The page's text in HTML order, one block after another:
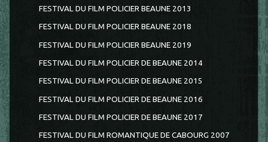
FESTIVAL DU FILM POLICIER BEAUNE 2013
FESTIVAL DU FILM POLICIER BEAUNE 2018
FESTIVAL DU FILM POLICIER BEAUNE 2019
FESTIVAL DU FILM POLICIER DE BEAUNE 2014
FESTIVAL DU FILM POLICIER DE BEAUNE 2015
FESTIVAL DU FILM POLICIER DE BEAUNE 2016
FESTIVAL DU FILM POLICIER DE BEAUNE 2017
FESTIVAL DU FILM ROMANTIQUE DE CABOURG 2007